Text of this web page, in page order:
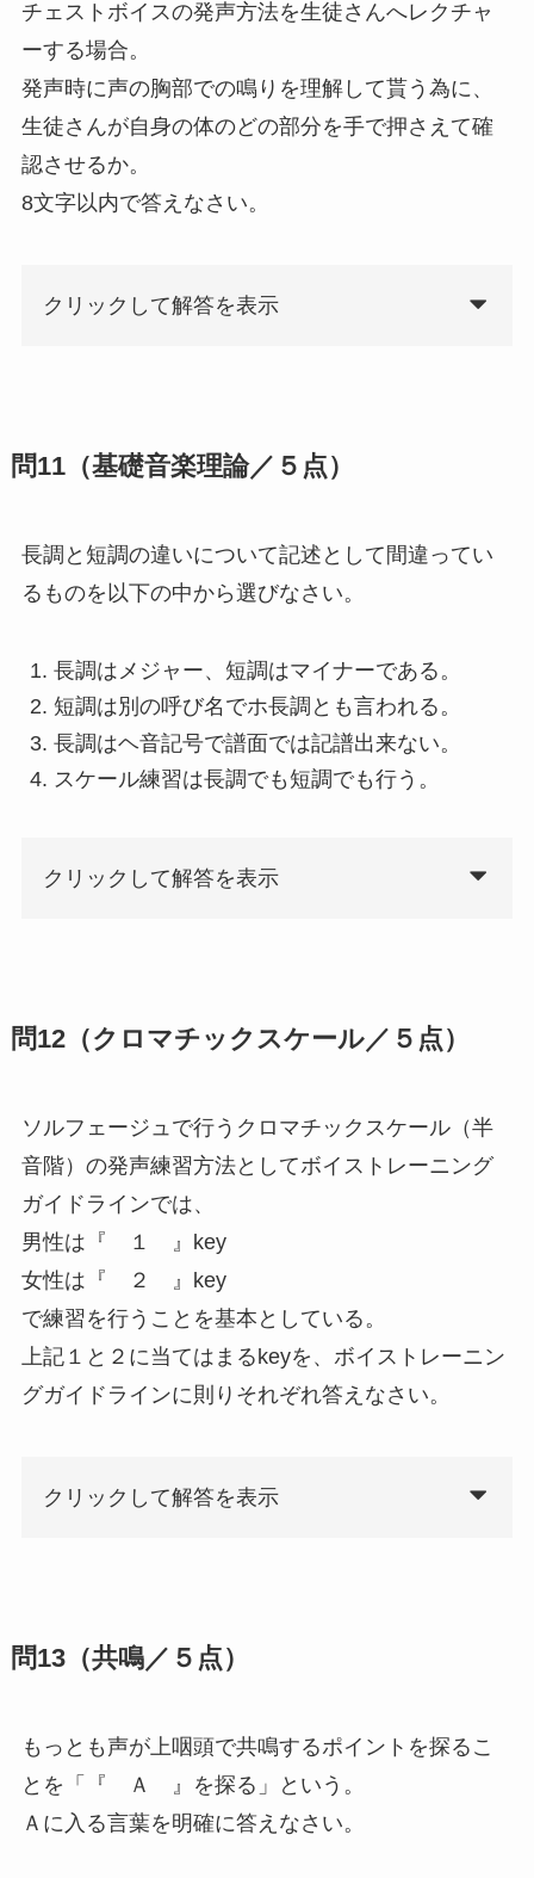
チェストボイスの発声方法を生徒さんへレクチャ
ーする場合。
発声時に声の胸部での鳴りを理解して貰う為に、
生徒さんが自身の体のどの部分を手で押さえて確
認させるか。
8文字以内で答えなさい。
クリックして解答を表示
問11（基礎音楽理論／５点）
長調と短調の違いについて記述として間違ってい
るものを以下の中から選びなさい。
長調はメジャー、短調はマイナーである。
短調は別の呼び名でホ長調とも言われる。
長調はヘ音記号で譜面では記譜出来ない。
スケール練習は長調でも短調でも行う。
クリックして解答を表示
問12（クロマチックスケール／５点）
ソルフェージュで行うクロマチックスケール（半
音階）の発声練習方法としてボイストレーニング
ガイドラインでは、
男性は『 １ 』key
女性は『 ２ 』key
で練習を行うことを基本としている。
上記１と２に当てはまるkeyを、ボイストレーニン
グガイドラインに則りそれぞれ答えなさい。
クリックして解答を表示
問13（共鳴／５点）
もっとも声が上咽頭で共鳴するポイントを探るこ
とを「『 Ａ 』を探る」という。
Ａに入る言葉を明確に答えなさい。